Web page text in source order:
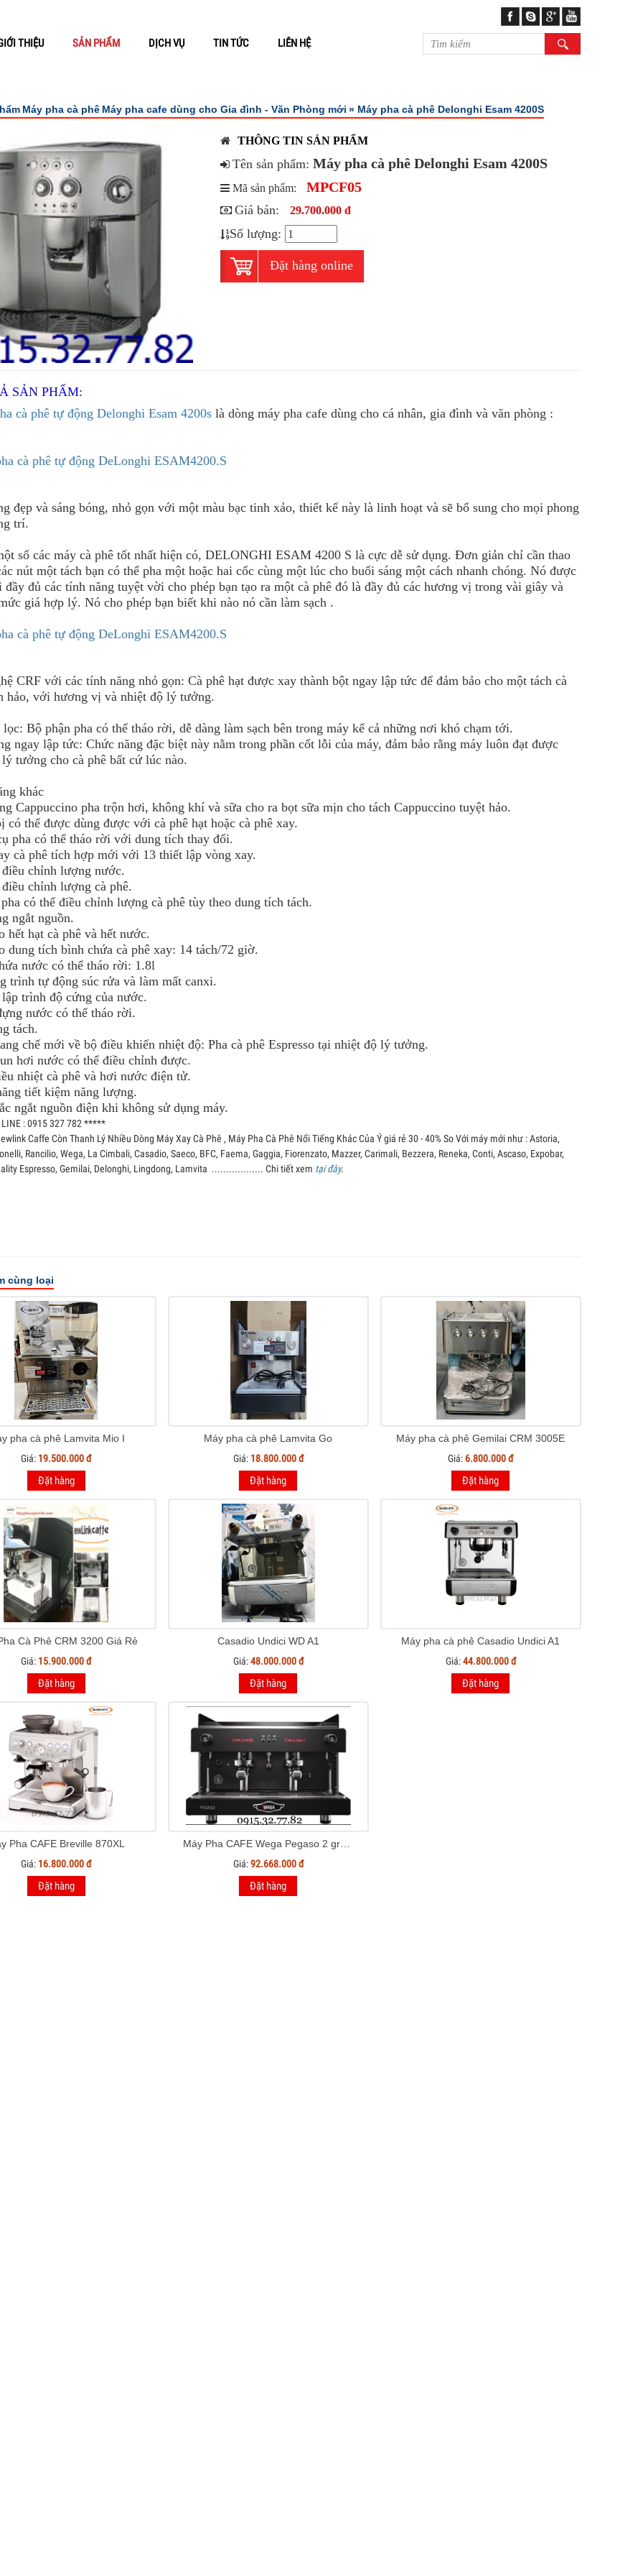
THIỆU SẢN PHẨM DỊCH VỤ TIN TỨC LIÊN HỆ
Máy pha cà phê Máy pha cafe dùng cho Gia đình - Văn Phòng mới » Máy pha cà phê Delonghi Esam 4200S
THÔNG TIN SẢN PHẨM
Tên sản phẩm: Máy pha cà phê Delonghi Esam 4200S
Mã sản phẩm: MPCF05
Giá bán: 29.700.000 đ
Số lượng:
Đặt hàng online
SẢN PHẨM:
cà phê tự động Delonghi Esam 4200s là dòng máy pha cafe dùng cho cá nhân, gia đình và văn phòng :
đẹp và sáng bóng, nhỏ gọn với một màu bạc tinh xảo, thiết kế này là linh hoạt và sẽ bổ sung cho mọi phong
trí.
số các máy cà phê tốt nhất hiện có, DELONGHI ESAM 4200 S là cực dễ sử dụng. Đơn giản chỉ cần thao
nút một tách bạn có thể pha một hoặc hai cốc cùng một lúc cho buổi sáng một cách nhanh chóng. Nó được
đầy đủ các tính năng tuyệt vời cho phép bạn tạo ra một cà phê đó là đầy đủ các hương vị trong vài giây và
giá hợp lý. Nó cho phép bạn biết khi nào nó cần làm sạch .
CRF với các tính năng nhỏ gọn: Cà phê hạt được xay thành bột ngay lập tức để đảm bảo cho một tách cà
hảo, với hương vị và nhiệt độ lý tưởng.
lọc: Bộ phận pha có thể tháo rời, dễ dàng làm sạch bên trong máy kể cả những nơi khó chạm tới.
ngay lập tức: Chức năng đặc biệt này nằm trong phần cốt lỗi của máy, đảm bảo rằng máy luôn đạt được
tưởng cho cà phê bất cứ lúc nào.
khác
Cappuccino pha trộn hơi, không khí và sữa cho ra bọt sữa mịn cho tách Cappuccino tuyệt hảo.
có thể được dùng được với cà phê hạt hoặc cà phê xay.
pha có thể tháo rời với dung tích thay đổi.
cà phê tích hợp mới với 13 thiết lập vòng xay.
điều chỉnh lượng nước.
điều chỉnh lượng cà phê.
có thể điều chỉnh lượng cà phê tùy theo dung tích tách.
ngắt nguồn.
hết hạt cà phê và hết nước.
dung tích bình chứa cà phê xay: 14 tách/72 giờ.
nước có thể tháo rời: 1.8l
trình tự động súc rửa và làm mất canxi.
lập trình độ cứng của nước.
nước có thể tháo rời.
tách.
chế mới về bộ điều khiển nhiệt độ: Pha cà phê Espresso tại nhiệt độ lý tưởng.
hơi nước có thể điều chỉnh được.
nhiệt cà phê và hơi nước điện tử.
tiết kiệm năng lượng.
ngắt nguồn điện khi không sử dụng máy.
: 0915 327 782 *****
Caffe Còn Thanh Lý Nhiều Dòng Máy Xay Cà Phê , Máy Pha Cà Phê Nổi Tiếng Khác Của Ý giá rẻ 30 - 40% So Với máy mới như : Astoria,
Rancilio, Wega, La Cimbali, Casadio, Saeco, BFC, Faema, Gaggia, Fiorenzato, Mazzer, Carimali, Bezzera, Reneka, Conti, Ascaso, Expobar,
Espresso, Gemilai, Delonghi, Lingdong, Lamvita .................. Chi tiết xem tại đây.
cùng loại
pha cà phê Lamvita Mio I
Giá: 19.500.000 đ
Đặt hàng
Máy pha cà phê Lamvita Go
Giá: 18.800.000 đ
Đặt hàng
Máy pha cà phê Gemilai CRM 3005E
Giá:6.800.000 đ
Đặt hàng
Cà Phê CRM 3200 Giá Rẻ
Giá: 15.900.000 đ
Đặt hàng
Casadio Undici WD A1
Giá:48.000.000 đ
Đặt hàng
Máy pha cà phê Casadio Undici A1
Giá:44.800.000 đ
Đặt hàng
Pha CAFE Breville 870XL
Giá: 16.800.000 đ
Đặt hàng
Máy Pha CAFE Wega Pegaso 2 group
Giá:92.668.000 đ
Đặt hàng